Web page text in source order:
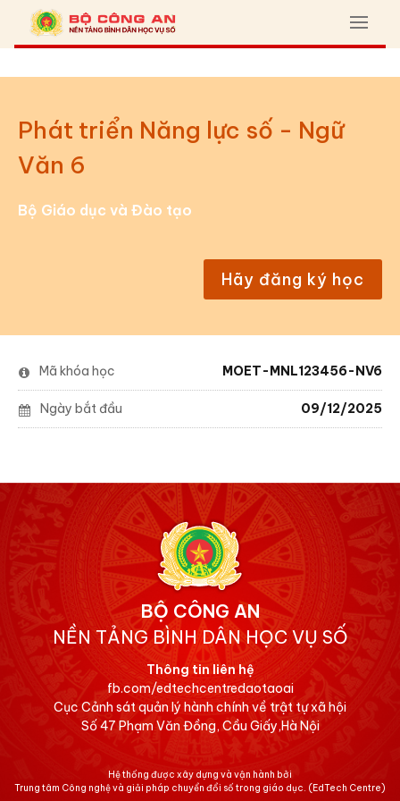
Phát triển Năng lực số - Ngữ
Văn 6
Bộ Giáo dục và Đào tạo
Hãy đăng ký học
Mã khóa học MOET-MNL123456-NV6
Ngày bắt đầu 09/12/2025
BỘ CÔNG AN
NỀN TẢNG BÌNH DÂN HỌC VỤ SỐ
Thông tin liên hệ
fb.com/edtechcentredaotaoai
Cục Cảnh sát quản lý hành chính về trật tự xã hội
Số 47 Phạm Văn Đồng, Cầu Giấy,Hà Nội
Hệ thống được xây dựng và vận hành bởi
Trung tâm Công nghệ và giải pháp chuyển đổi số trong giáo dục. (EdTech Centre)